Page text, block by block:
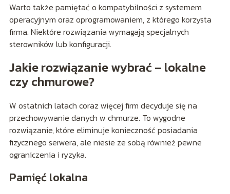
Warto także pamiętać o kompatybilności z systemem
operacyjnym oraz oprogramowaniem, z którego korzysta
firma. Niektóre rozwiązania wymagają specjalnych
sterowników lub konfiguracji.
Jakie rozwiązanie wybrać – lokalne
czy chmurowe?
W ostatnich latach coraz więcej firm decyduje się na
przechowywanie danych w chmurze. To wygodne
rozwiązanie, które eliminuje konieczność posiadania
fizycznego serwera, ale niesie ze sobą również pewne
ograniczenia i ryzyka.
Pamięć lokalna